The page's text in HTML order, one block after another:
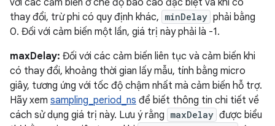
với các cảm biến ở chế độ báo cáo đặc biệt và khi có
thay đổi, trừ phi có quy định khác, minDelay phải bằng
0. Đối với cảm biến một lần, giá trị này phải là -1.
maxDelay: Đối với các cảm biến liên tục và cảm biến khi
có thay đổi, khoảng thời gian lấy mẫu, tính bằng micro
giây, tương ứng với tốc độ chậm nhất mà cảm biến hỗ trợ.
Hãy xem sampling_period_ns để biết thông tin chi tiết về
cách sử dụng giá trị này. Lưu ý rằng maxDelay được biểu